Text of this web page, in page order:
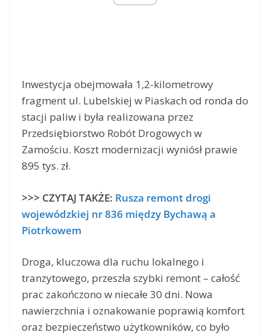
Inwestycja obejmowała 1,2-kilometrowy
fragment ul. Lubelskiej w Piaskach od ronda do
stacji paliw i była realizowana przez
Przedsiębiorstwo Robót Drogowych w
Zamościu. Koszt modernizacji wyniósł prawie
895 tys. zł.
>>> CZYTAJ TAKŻE: Rusza remont drogi
wojewódzkiej nr 836 między Bychawą a
Piotrkowem
Droga, kluczowa dla ruchu lokalnego i
tranzytowego, przeszła szybki remont – całość
prac zakończono w niecałe 30 dni. Nowa
nawierzchnia i oznakowanie poprawią komfort
oraz bezpieczeństwo użytkowników, co było